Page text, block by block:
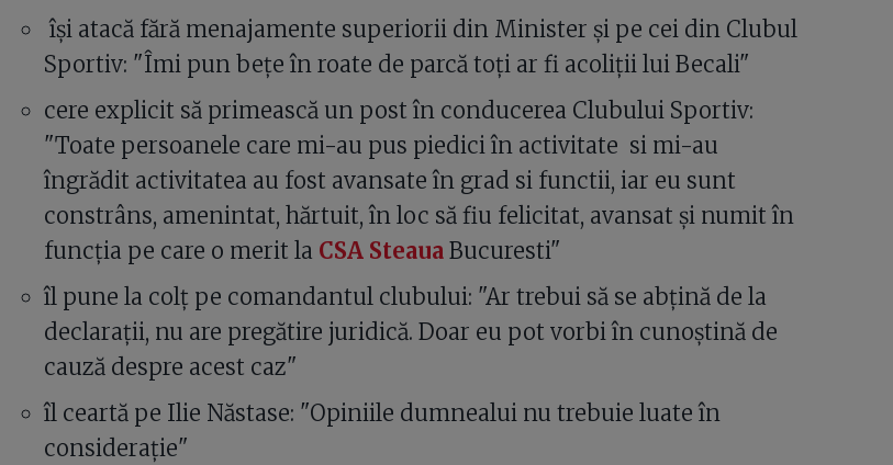
își atacă fără menajamente superiorii din Minister și pe cei din Clubul
Sportiv: "Îmi pun beţe în roate de parcă toţi ar fi acoliţii lui Becali"
cere explicit să primească un post în conducerea Clubului Sportiv:
"Toate persoanele care mi-au pus piedici în activitate si mi-au
îngrădit activitatea au fost avansate în grad si functii, iar eu sunt
constrâns, amenintat, hărtuit, în loc să fiu felicitat, avansat și numit în
funcția pe care o merit la CSA SteauaBucuresti"
îl pune la colț pe comandantul clubului: "Ar trebui să se abțină de la
declarații, nu are pregătire juridică. Doar eu pot vorbi în cunoștină de
cauză despre acest caz"
îl ceartă pe Ilie Năstase: "Opiniile dumnealui nu trebuie luate în
consideraţie"